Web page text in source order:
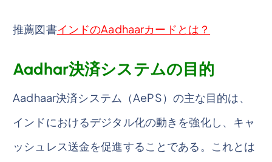
推薦図書インドのAadhaarカードとは？
Aadhar決済システムの目的
Aadhaar決済システム（AePS）の主な目的は、
インドにおけるデジタル化の動きを強化し、キャ
ッシュレス送金を促進することである。これとは